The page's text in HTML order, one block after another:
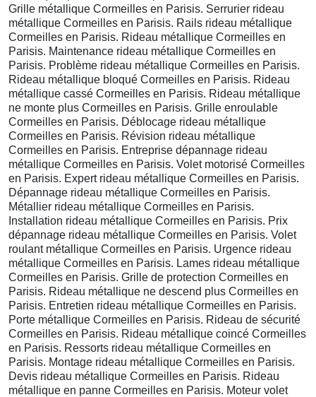
Grille métallique Cormeilles en Parisis. Serrurier rideau
métallique Cormeilles en Parisis. Rails rideau métallique
Cormeilles en Parisis. Rideau métallique Cormeilles en
Parisis. Maintenance rideau métallique Cormeilles en
Parisis. Problème rideau métallique Cormeilles en Parisis.
Rideau métallique bloqué Cormeilles en Parisis. Rideau
métallique cassé Cormeilles en Parisis. Rideau métallique
ne monte plus Cormeilles en Parisis. Grille enroulable
Cormeilles en Parisis. Déblocage rideau métallique
Cormeilles en Parisis. Révision rideau métallique
Cormeilles en Parisis. Entreprise dépannage rideau
métallique Cormeilles en Parisis. Volet motorisé Cormeilles
en Parisis. Expert rideau métallique Cormeilles en Parisis.
Dépannage rideau métallique Cormeilles en Parisis.
Métallier rideau métallique Cormeilles en Parisis.
Installation rideau métallique Cormeilles en Parisis. Prix
dépannage rideau métallique Cormeilles en Parisis. Volet
roulant métallique Cormeilles en Parisis. Urgence rideau
métallique Cormeilles en Parisis. Lames rideau métallique
Cormeilles en Parisis. Grille de protection Cormeilles en
Parisis. Rideau métallique ne descend plus Cormeilles en
Parisis. Entretien rideau métallique Cormeilles en Parisis.
Porte métallique Cormeilles en Parisis. Rideau de sécurité
Cormeilles en Parisis. Rideau métallique coincé Cormeilles
en Parisis. Ressorts rideau métallique Cormeilles en
Parisis. Montage rideau métallique Cormeilles en Parisis.
Devis rideau métallique Cormeilles en Parisis. Rideau
métallique en panne Cormeilles en Parisis. Moteur volet